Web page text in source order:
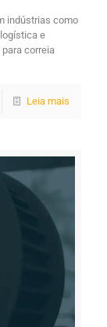
indústrias como
e
correia
Leia mais